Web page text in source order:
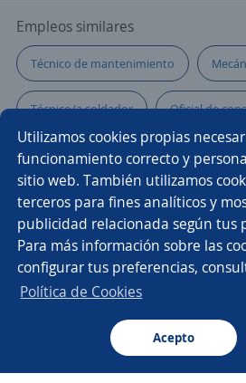
Utilizamos cookies propias
funcionamiento correcto y
sitio web. También utilizamos
terceros para fines analíticos y
publicidad relacionada según tus
Para más información sobre las
configurar tus preferencias,
Política de Cookies
Acepto
Buscar Aplicaciones Avisos
Empleos similares
Técnico de mantenimiento
Técnico/a soldador Oficial de
Operario/a Lubricador/a
Técnicos electrónicos Electricista
Inspector/a Tornero fresador
Técnico/a en telecomunicaciones
Auxiliar mantenimiento industrial
Buscar es más fácil
CT App
Navegador